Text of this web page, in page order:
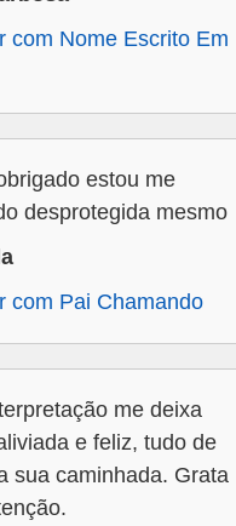
com Nome Escrito Em
estou me
desprotegida mesmo
com Pai Chamando
me deixa
e feliz, tudo de
sua caminhada. Grata